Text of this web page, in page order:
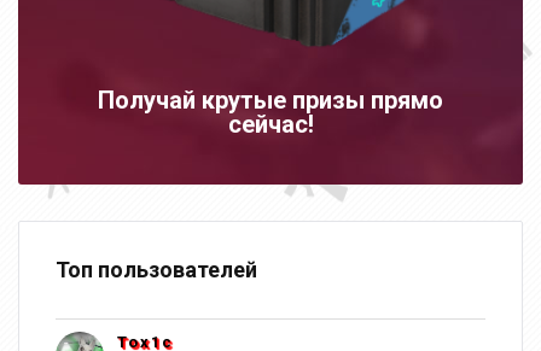
Получай крутые призы прямо
сейчас!
Топ пользователей
Tox1c